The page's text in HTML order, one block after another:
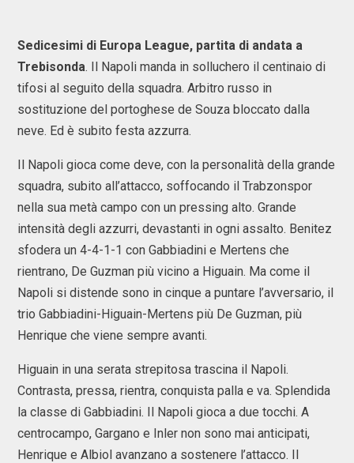
Sedicesimi di Europa League, partita di andata a
Trebisonda. Il Napoli manda in solluchero il centinaio di
tifosi al seguito della squadra. Arbitro russo in
sostituzione del portoghese de Souza bloccato dalla
neve. Ed è subito festa azzurra.
Il Napoli gioca come deve, con la personalità della grande
squadra, subito all’attacco, soffocando il Trabzonspor
nella sua metà campo con un pressing alto. Grande
intensità degli azzurri, devastanti in ogni assalto. Benitez
sfodera un 4-4-1-1 con Gabbiadini e Mertens che
rientrano, De Guzman più vicino a Higuain. Ma come il
Napoli si distende sono in cinque a puntare l’avversario, il
trio Gabbiadini-Higuain-Mertens più De Guzman, più
Henrique che viene sempre avanti.
Higuain in una serata strepitosa trascina il Napoli.
Contrasta, pressa, rientra, conquista palla e va. Splendida
la classe di Gabbiadini. Il Napoli gioca a due tocchi. A
centrocampo, Gargano e Inler non sono mai anticipati,
Henrique e Albiol avanzano a sostenere l’attacco. Il